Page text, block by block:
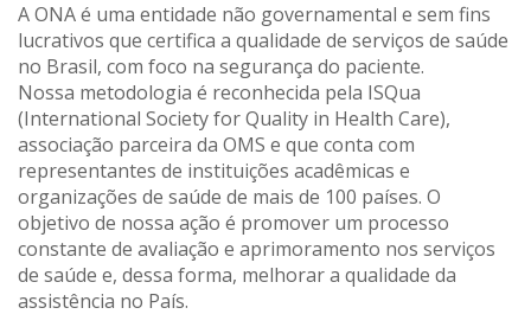
A ONA é uma entidade não governamental e sem fins
lucrativos que certifica a qualidade de serviços de saúde
no Brasil, com foco na segurança do paciente.
Nossa metodologia é reconhecida pela ISQua
(International Society for Quality in Health Care),
associação parceira da OMS e que conta com
representantes de instituições acadêmicas e
organizações de saúde de mais de 100 países. O
objetivo de nossa ação é promover um processo
constante de avaliação e aprimoramento nos serviços
de saúde e, dessa forma, melhorar a qualidade da
assistência no País.